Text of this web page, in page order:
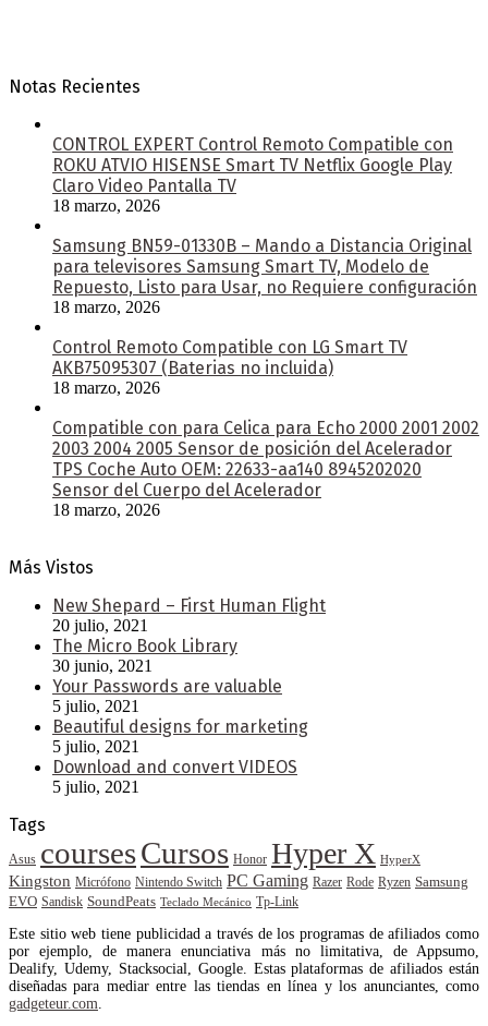
Notas Recientes
CONTROL EXPERT Control Remoto Compatible con
ROKU ATVIO HISENSE Smart TV Netflix Google Play
Claro Video Pantalla TV
18 marzo, 2026
Samsung BN59-01330B – Mando a Distancia Original
para televisores Samsung Smart TV, Modelo de
Repuesto, Listo para Usar, no Requiere configuración
18 marzo, 2026
Control Remoto Compatible con LG Smart TV
AKB75095307 (Baterias no incluida)
18 marzo, 2026
Compatible con para Celica para Echo 2000 2001 2002
2003 2004 2005 Sensor de posición del Acelerador
TPS Coche Auto OEM: 22633-aa140 8945202020
Sensor del Cuerpo del Acelerador
18 marzo, 2026
Más Vistos
New Shepard – First Human Flight
20 julio, 2021
The Micro Book Library
30 junio, 2021
Your Passwords are valuable
5 julio, 2021
Beautiful designs for marketing
5 julio, 2021
Download and convert VIDEOS
5 julio, 2021
Tags
Asus coursesCursos Honor Hyper X HyperX
Kingston Micrófono Nintendo Switch PC Gaming Razer Rode Ryzen Samsung
EVO Sandisk SoundPeats Teclado Mecánico Tp-Link
Este sitio web tiene publicidad a través de los programas de afiliados como
por ejemplo, de manera enunciativa más no limitativa, de Appsumo,
Dealify, Udemy, Stacksocial, Google. Estas plataformas de afiliados están
diseñadas para mediar entre las tiendas en línea y los anunciantes, como
gadgeteur.com